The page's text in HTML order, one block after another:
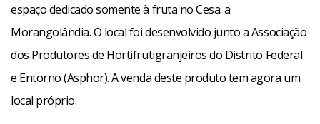
espaço dedicado somente à fruta no Cesa: a
Morangolândia. O local foi desenvolvido junto a Associação
dos Produtores de Hortifrutigranjeiros do Distrito Federal
e Entorno (Asphor). A venda deste produto tem agora um
local próprio.